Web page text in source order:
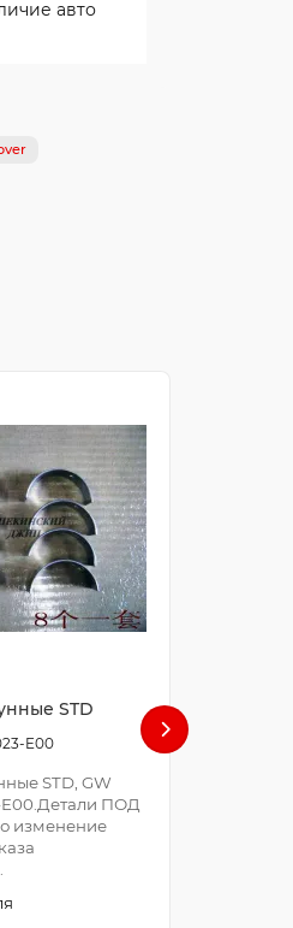
авто
STD
E00
STD, GW
E00.Детали ПОД
изменение